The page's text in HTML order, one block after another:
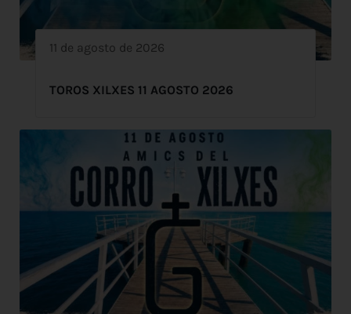
11 de agosto de 2026
TOROS XILXES 11 AGOSTO 2026